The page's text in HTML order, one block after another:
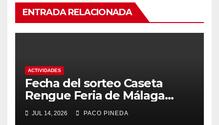
ENTRADA RELACIONADA
ACTIVIDADES
Fecha del sorteo Caseta
Rengue Feria de Málaga
2026
JUL 14, 2026 PACO PINEDA